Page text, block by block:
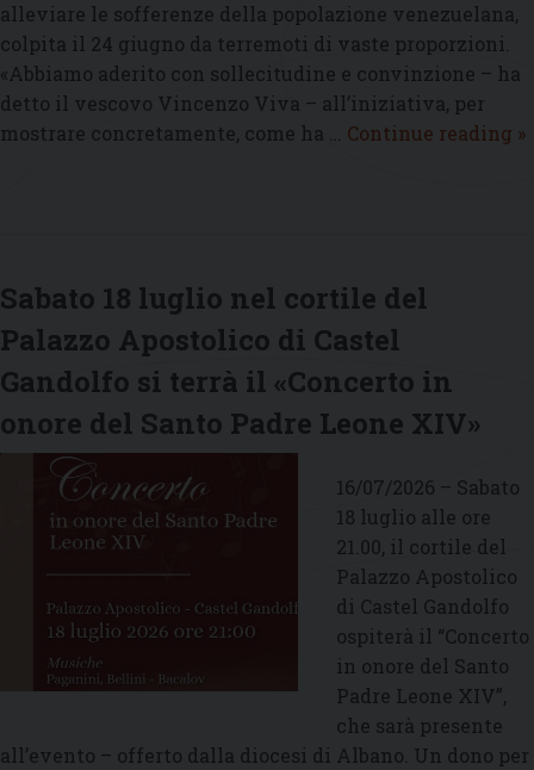
alleviare le sofferenze della popolazione venezuelana,
colpita il 24 giugno da terremoti di vaste proporzioni.
«Abbiamo aderito con sollecitudine e convinzione – ha
detto il vescovo Vincenzo Viva – all’iniziativa, per
mostrare concretamente, come ha … Continue reading »
Sabato 18 luglio nel cortile del
Palazzo Apostolico di Castel
Gandolfo si terrà il «Concerto in
onore del Santo Padre Leone XIV»
16/07/2026 – Sabato
18 luglio alle ore
21.00, il cortile del
Palazzo Apostolico
di Castel Gandolfo
ospiterà il “Concerto
in onore del Santo
Padre Leone XIV”,
che sarà presente
all’evento – offerto dalla diocesi di Albano. Un dono per